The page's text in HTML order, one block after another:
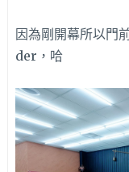
因為剛開幕所以門
der，哈